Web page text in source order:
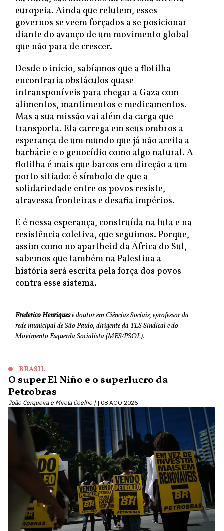
europeia. Ainda que relutem, esses
governos se veem forçados a se posicionar
diante do avanço de um movimento global
que não para de crescer.
Desde o início, sabíamos que a flotilha
encontraria obstáculos quase
intransponíveis para chegar a Gaza com
alimentos, mantimentos e medicamentos.
Mas a sua missão vai além da carga que
transporta. Ela carrega em seus ombros a
esperança de um mundo que já não aceita a
barbárie e o genocídio como algo natural. A
flotilha é mais que barcos em direção a um
porto sitiado: é símbolo de que a
solidariedade entre os povos resiste,
atravessa fronteiras e desafia impérios.
E é nessa esperança, construída na luta e na
resistência coletiva, que seguimos. Porque,
assim como no apartheid da África do Sul,
sabemos que também na Palestina a
história será escrita pela força dos povos
contra esse sistema.
Frederico Henriquesé doutor em Ciências Sociais, eprofessor da
rede municipal de São Paulo, dirigente da TLS Sindical e do
Movimento Esquerda Socialista (MES/PSOL).
BRASIL
O super El Niño e o superlucro da
Petrobras
João Cerqueira e Mirela Coelho | 08 AGO 2026